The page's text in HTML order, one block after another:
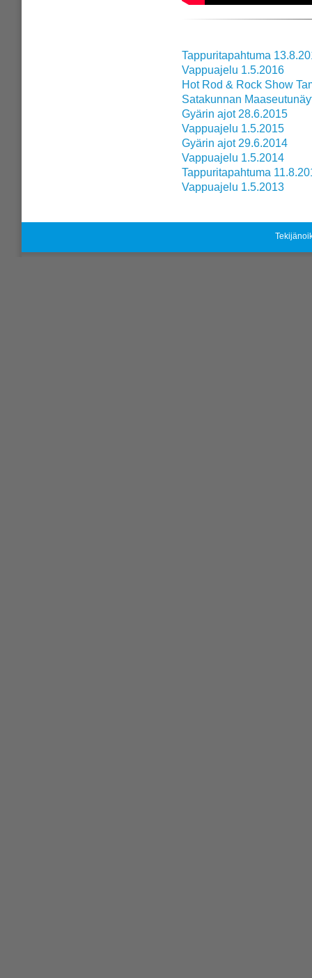
Tappuritapahtuma
Vappuajelu 1.5.2016
Hot Rod & Rock Show
Satakunnan
Gyärin ajot 28.6.2015
Vappuajelu 1.5.2015
Gyärin ajot 29.6.2014
Vappuajelu 1.5.2014
Tappuritapahtuma
Vappuajelu 1.5.2013